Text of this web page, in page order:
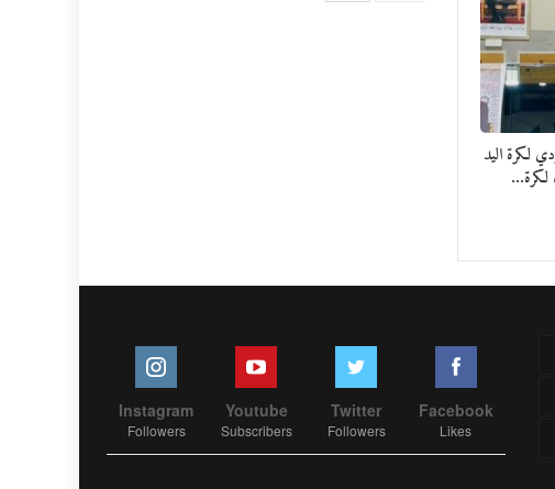
لكرة اليد
لكرة…
Facebook
Likes
Twitter
Followers
Youtube
Subscribers
Instagram
Followers